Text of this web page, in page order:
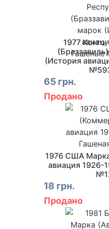
1977
(История
65 грн.
Продано
1976 США
авиация 1926-
18 грн.
Продано